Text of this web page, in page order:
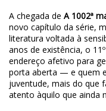
A chegada de A 1002ª
novo capítulo da série,
literatura voltada à
anos de existência, o
endereço afetivo para
porta aberta — e quem
juventude, mais do que
atento àquilo que ainda